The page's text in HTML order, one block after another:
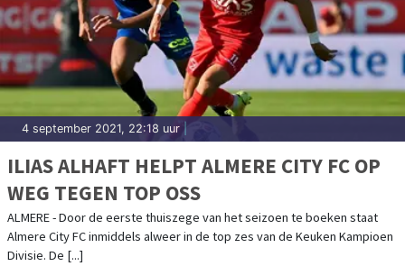
4 september 2021, 22:18 uur
ILIAS ALHAFT HELPT ALMERE CITY FC OP
WEG TEGEN TOP OSS
ALMERE - Door de eerste thuiszege van het seizoen te boeken staat
Almere City FC inmiddels alweer in de top zes van de Keuken Kampioen
Divisie. De [...]